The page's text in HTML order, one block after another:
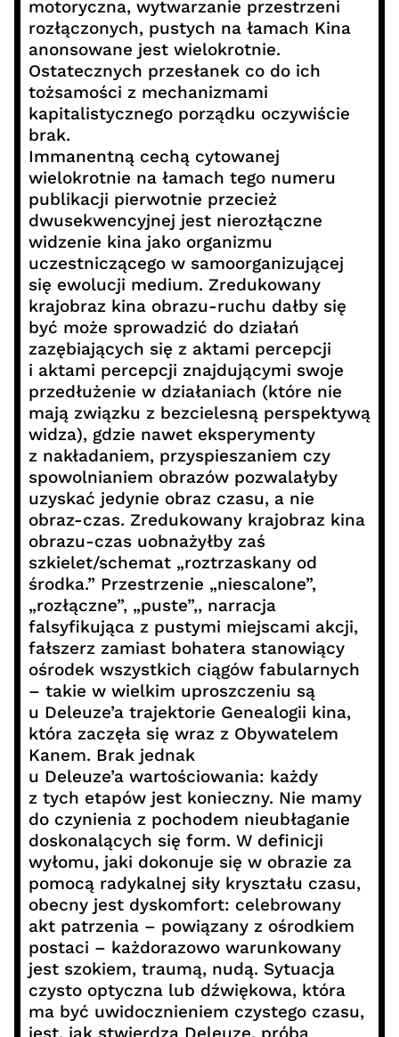
motoryczna, wytwarzanie przestrzeni
rozłączonych, pustych na łamach Kina
anonsowane jest wielokrotnie.
Ostatecznych przesłanek co do ich
tożsamości z mechanizmami
kapitalistycznego porządku oczywiście
brak.
Immanentną cechą cytowanej
wielokrotnie na łamach tego numeru
publikacji pierwotnie przecież
dwusekwencyjnej jest nierozłączne
widzenie kina jako organizmu
uczestniczącego w samoorganizującej
się ewolucji medium. Zredukowany
krajobraz kina obrazu-ruchu dałby się
być może sprowadzić do działań
zazębiających się z aktami percepcji
i aktami percepcji znajdującymi swoje
przedłużenie w działaniach (które nie
mają związku z bezcielesną perspektywą
widza), gdzie nawet eksperymenty
z nakładaniem, przyspieszaniem czy
spowolnianiem obrazów pozwalałyby
uzyskać jedynie obraz czasu, a nie
obraz-czas. Zredukowany krajobraz kina
obrazu-czas uobnażyłby zaś
szkielet/schemat „roztrzaskany od
środka.” Przestrzenie „niescalone”,
„rozłączne”, „puste”,, narracja
falsyfikująca z pustymi miejscami akcji,
fałszerz zamiast bohatera stanowiący
ośrodek wszystkich ciągów fabularnych
– takie w wielkim uproszczeniu są
u Deleuze’a trajektorie Genealogii kina,
która zaczęła się wraz z Obywatelem
Kanem. Brak jednak
u Deleuze’a wartościowania: każdy
z tych etapów jest konieczny. Nie mamy
do czynienia z pochodem nieubłaganie
doskonalących się form. W definicji
wyłomu, jaki dokonuje się w obrazie za
pomocą radykalnej siły kryształu czasu,
obecny jest dyskomfort: celebrowany
akt patrzenia – powiązany z ośrodkiem
postaci – każdorazowo warunkowany
jest szokiem, traumą, nudą. Sytuacja
czysto optyczna lub dźwiękowa, która
ma być uwidocznieniem czystego czasu,